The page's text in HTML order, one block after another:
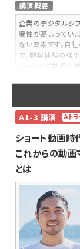
コンバージョン改
善の次の打ち手を
こんなニーズや悩
・これからEFOツ
・EFOツールを導
上級ウェブ解析士
年間顧客へのウェ
フォームの分析実
率改善に大きく貢献
ダー。一般社団法
析士 認定試験公式
講演概要
企業のデジタルシ
要性が高まってい
ない要素です。自
で、顧客体験の強
ションでは世界の
新しい仕組みを提
内容レベル
入門・脱初級・中級
BtoB/BtoC企業の
参加対象者
BtoB・BtoC企業
ティングを担当し
受講するメリット
企業・ブランドの
たい方向けに最適で
A1-3 講演
Aトラ
ショート動画時
これからの動画
とは